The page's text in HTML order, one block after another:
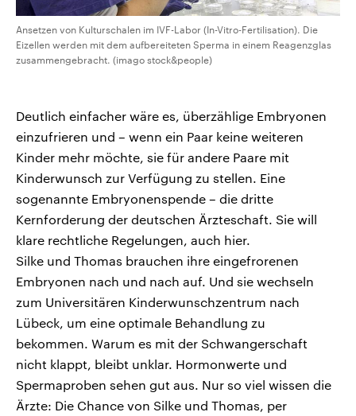
Ansetzen von Kulturschalen im IVF-Labor (In-Vitro-Fertilisation). Die
Eizellen werden mit dem aufbereiteten Sperma in einem Reagenzglas
zusammengebracht. (imago stock&people)
Deutlich einfacher wäre es, überzählige Embryonen
einzufrieren und – wenn ein Paar keine weiteren
Kinder mehr möchte, sie für andere Paare mit
Kinderwunsch zur Verfügung zu stellen. Eine
sogenannte Embryonenspende – die dritte
Kernforderung der deutschen Ärzteschaft. Sie will
klare rechtliche Regelungen, auch hier.
Silke und Thomas brauchen ihre eingefrorenen
Embryonen nach und nach auf. Und sie wechseln
zum Universitären Kinderwunschzentrum nach
Lübeck, um eine optimale Behandlung zu
bekommen. Warum es mit der Schwangerschaft
nicht klappt, bleibt unklar. Hormonwerte und
Spermaproben sehen gut aus. Nur so viel wissen die
Ärzte: Die Chance von Silke und Thomas, per